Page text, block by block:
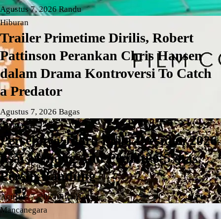
Agustus 7, 2026Randu
Hiburan
Trailer Primetime Dirilis, Robert
Pattinson Perankan Chris Hansen
dalam Drama Kontroversi To Catch
a Predator
Agustus 7, 2026 Bagas
Olahraga
Persebaya Juara Piala Presiden 2026
usai Menang Adu Penalti 6-5 atas
Persib Bandung
Agustus 7, 2026Rifa Hamid
Mancanegara